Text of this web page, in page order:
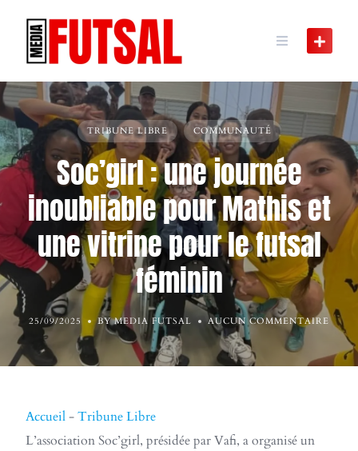
content
TRIBUNE LIBRE COMMUNAUTÉ
Soc’girl : une journée
inoubliable pour Mathis et
une vitrine pour le futsal
féminin
25/09/2025 BY MEDIA FUTSAL AUCUN COMMENTAIRE
Accueil-Tribune Libre
L’association Soc’girl, présidée par Vafi, a organisé un